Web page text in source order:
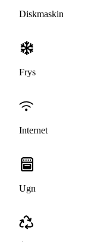
Diskmaskin
Frys
Internet
Ugn